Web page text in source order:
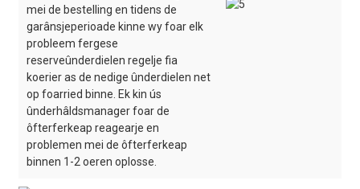
mei de bestelling en tidens de
garânsjeperioade kinne wy foar elk
probleem fergese
reserveûnderdielen regelje fia
koerier as de nedige ûnderdielen net
op foarried binne. Ek kin ús
ûnderhâldsmanager foar de
ôfterferkeap reagearje en
problemen mei de ôfterferkeap
binnen 1-2 oeren oplosse.